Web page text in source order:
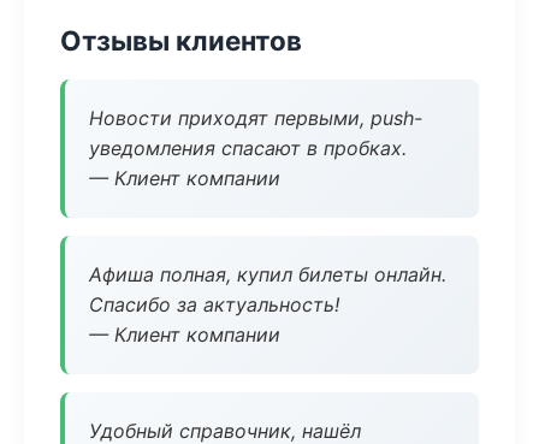
Отзывы клиентов
Новости приходят первыми, push-
уведомления спасают в пробках.
— Клиент компании
Афиша полная, купил билеты онлайн.
Спасибо за актуальность!
— Клиент компании
Удобный справочник, нашёл